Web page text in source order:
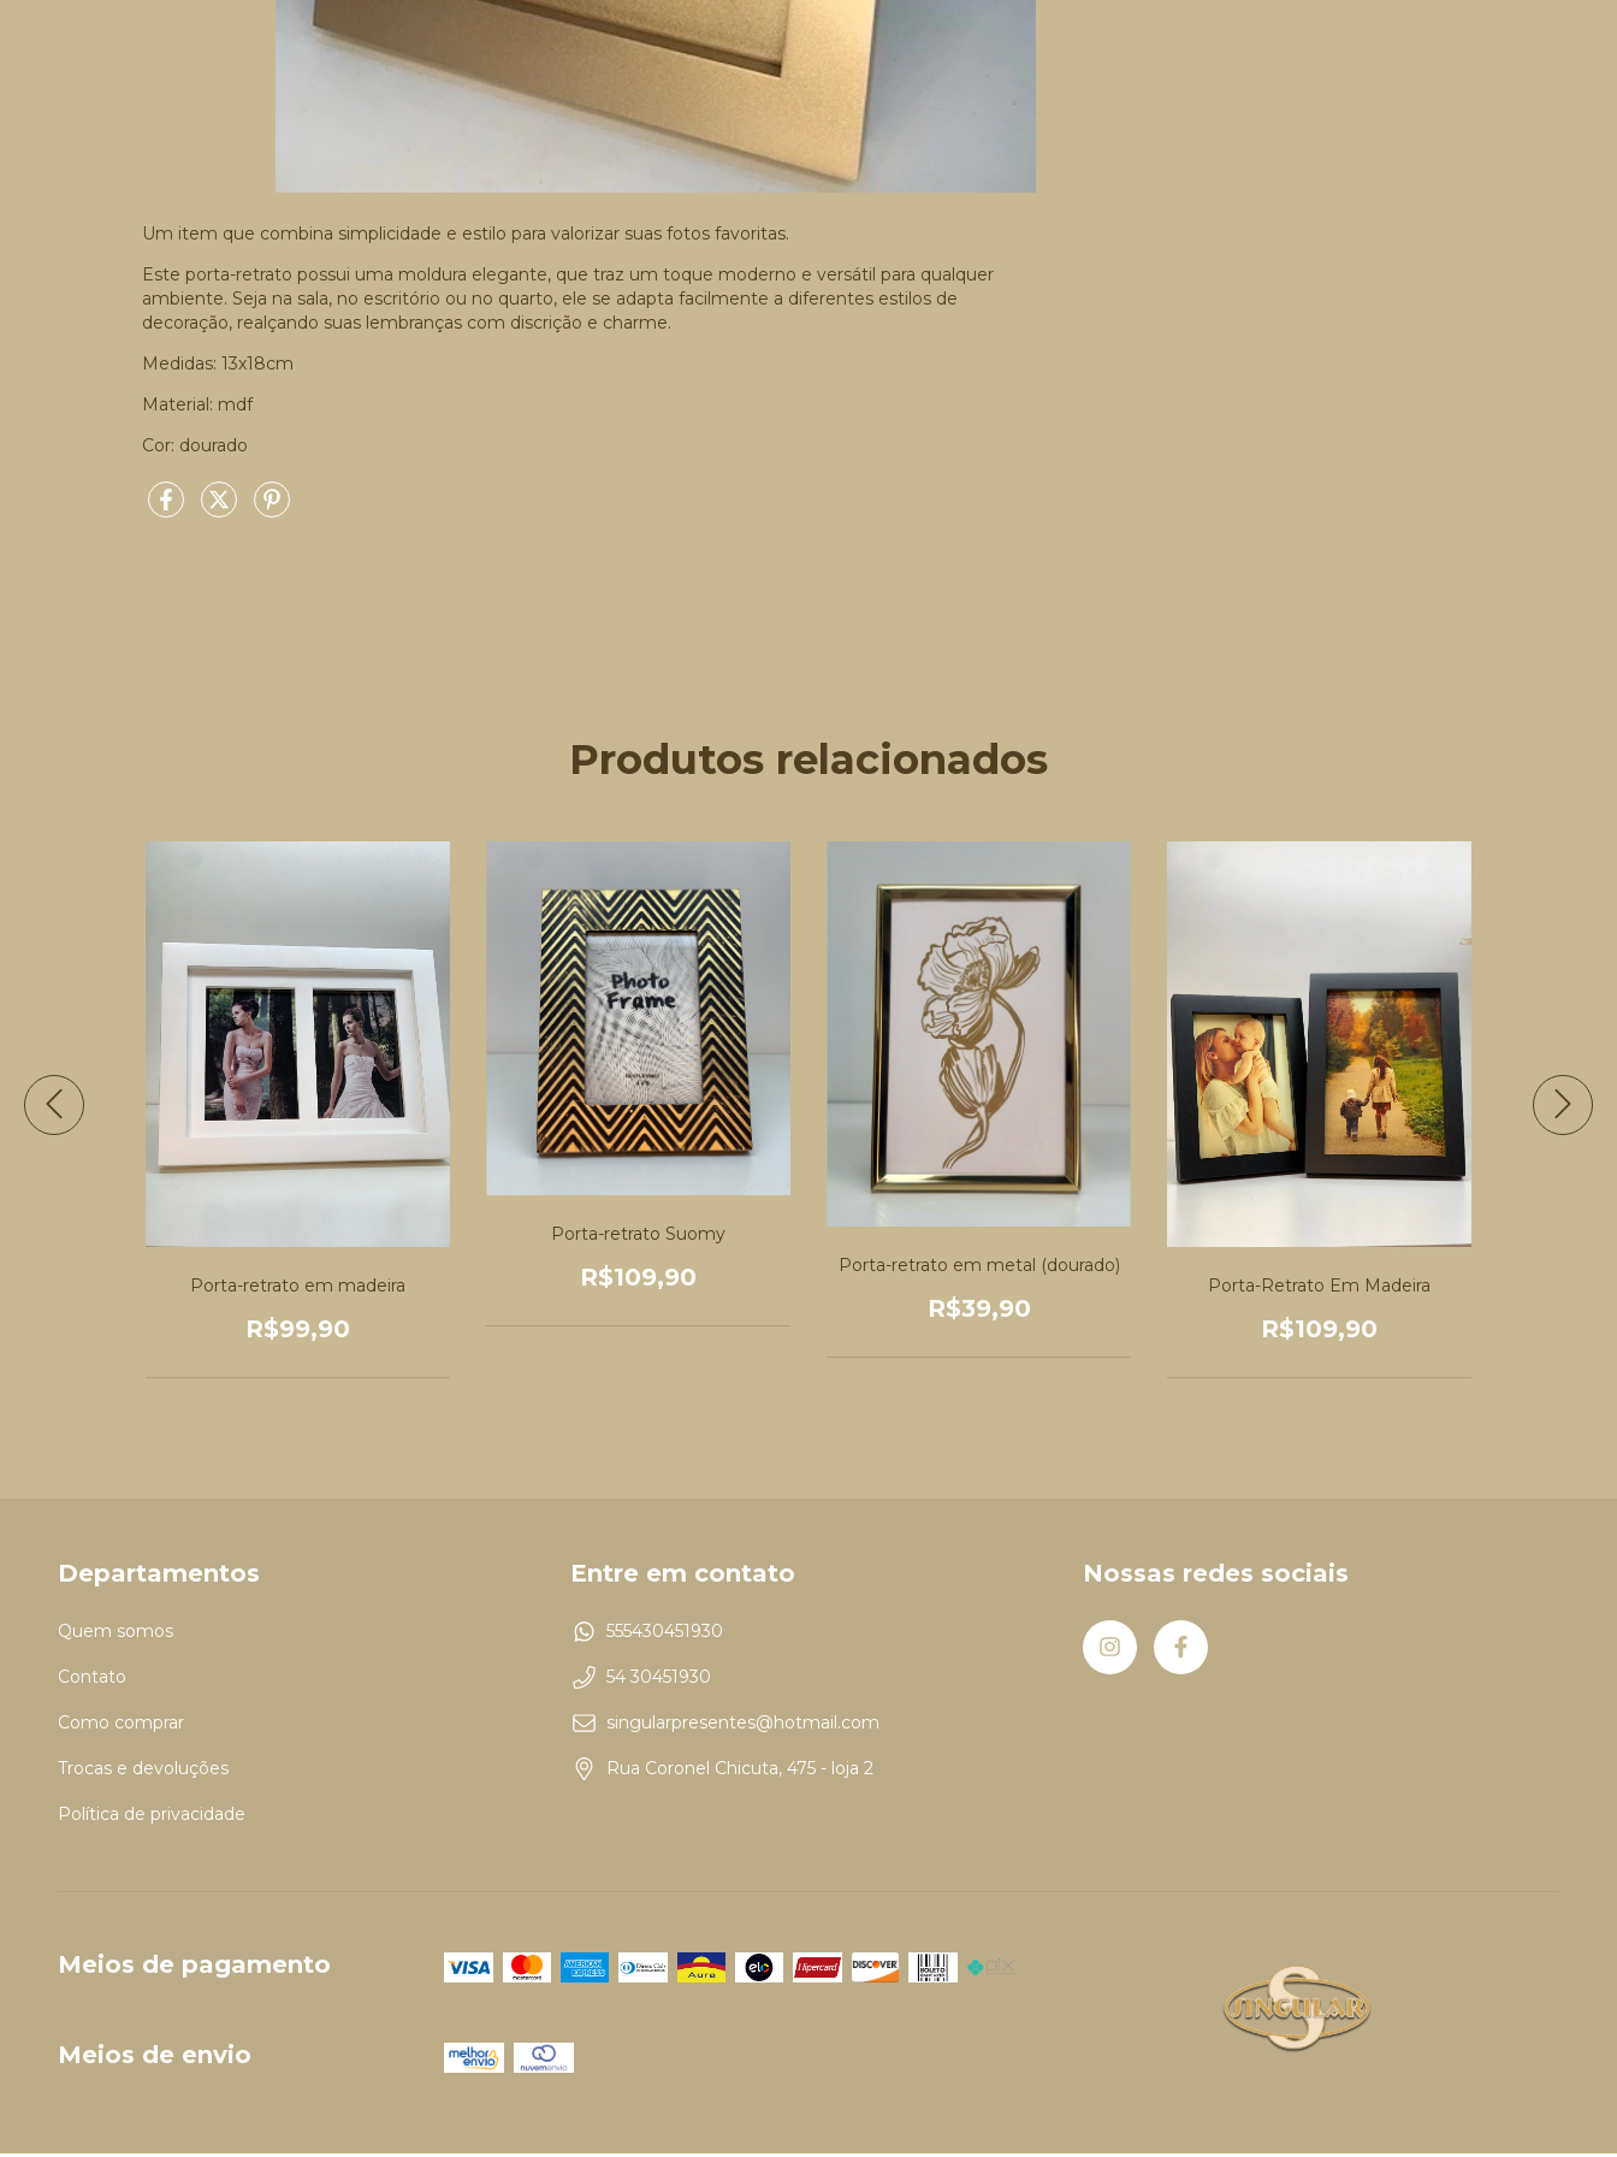
Um item que combina simplicidade e estilo para valorizar suas fotos favoritas.
Este porta-retrato possui uma moldura elegante, que traz um toque moderno e versátil para qualquer
ambiente. Seja na sala, no escritório ou no quarto, ele se adapta facilmente a diferentes estilos de
decoração, realçando suas lembranças com discrição e charme.
Medidas: 13x18cm
Material: mdf
Cor: dourado
Produtos relacionados
Porta-retrato em madeira
R$99,90
Porta-retrato Suomy
R$109,90 Porta-retrato em metal (dourado)
R$39,90
Porta-Retrato Em Madeira
R$109,90
Departamentos
Quem somos
Contato
Como comprar
Trocas e devoluções
Política de privacidade
Entre em contato
555430451930
54 30451930
singularpresentes@hotmail.com
Rua Coronel Chicuta, 475 - loja 2
Nossas redes sociais
Meios de pagamento
Meios de envio